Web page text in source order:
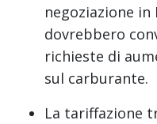
negoziazione
dovrebbero
richieste di
sul carburante.
La tariffazione